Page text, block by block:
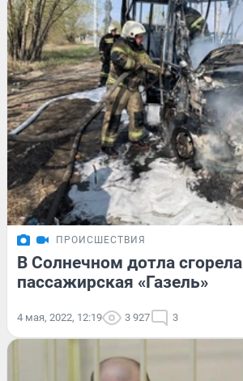
ПРОИСШЕСТВИЯ
В Солнечном дотла сгорела
пассажирская «Газель»
4 мая, 2022, 12:19 3 927 3